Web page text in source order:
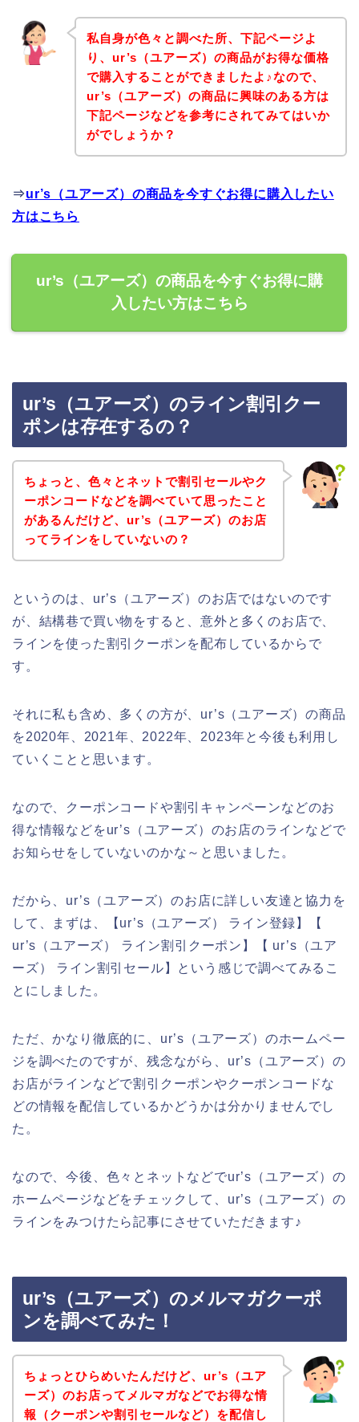
私自身が色々と調べた所、下記ページよ
り、ur’s（ユアーズ）の商品がお得な価格
で購入することができましたよ♪なので、
ur’s（ユアーズ）の商品に興味のある方は
下記ページなどを参考にされてみてはいか
がでしょうか？
⇒ur’s（ユアーズ）の商品を今すぐお得に購入したい
方はこちら
ur’s（ユアーズ）の商品を今すぐお得に購
入したい方はこちら
ur’s（ユアーズ）のライン割引クー
ポンは存在するの？
ちょっと、色々とネットで割引セールやク
ーポンコードなどを調べていて思ったこと
があるんだけど、ur’s（ユアーズ）のお店
ってラインをしていないの？
というのは、ur’s（ユアーズ）のお店ではないのです
が、結構巷で買い物をすると、意外と多くのお店で、
ラインを使った割引クーポンを配布しているからで
す。
それに私も含め、多くの方が、ur’s（ユアーズ）の商品
を2020年、2021年、2022年、2023年と今後も利用し
ていくことと思います。
なので、クーポンコードや割引キャンペーンなどのお
得な情報などをur’s（ユアーズ）のお店のラインなどで
お知らせをしていないのかな～と思いました。
だから、ur’s（ユアーズ）のお店に詳しい友達と協力を
して、まずは、【ur’s（ユアーズ） ライン登録】【
ur’s（ユアーズ） ライン割引クーポン】【 ur’s（ユア
ーズ） ライン割引セール】という感じで調べてみるこ
とにしました。
ただ、かなり徹底的に、ur’s（ユアーズ）のホームペー
ジを調べたのですが、残念ながら、ur’s（ユアーズ）の
お店がラインなどで割引クーポンやクーポンコードな
どの情報を配信しているかどうかは分かりませんでし
た。
なので、今後、色々とネットなどでur’s（ユアーズ）の
ホームページなどをチェックして、ur’s（ユアーズ）の
ラインをみつけたら記事にさせていただきます♪
ur’s（ユアーズ）のメルマガクーポ
ンを調べてみた！
ちょっとひらめいたんだけど、ur’s（ユア
ーズ）のお店ってメルマガなどでお得な情
報（クーポンや割引セールなど）を配信し